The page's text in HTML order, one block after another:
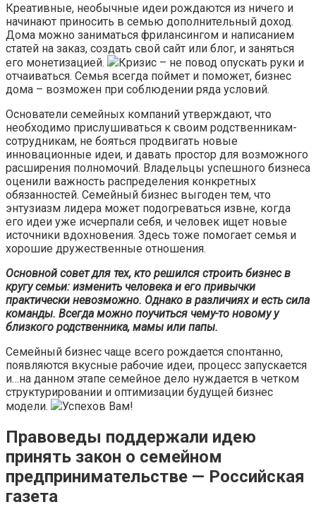
Креативные, необычные идеи рождаются из ничего и
начинают приносить в семью дополнительный доход.
Дома можно заниматься фрилансингом и написанием
статей на заказ, создать свой сайт или блог, и заняться
его монетизацией.
Кризис – не повод опускать руки и
отчаиваться. Семья всегда поймет и поможет, бизнес
дома – возможен при соблюдении ряда условий.
Основатели семейных компаний утверждают, что
необходимо прислушиваться к своим родственникам-
сотрудникам, не бояться продвигать новые
инновационные идеи, и давать простор для возможного
расширения полномочий. Владельцы успешного бизнеса
оценили важность распределения конкретных
обязанностей. Семейный бизнес выгоден тем, что
энтузиазм лидера может подогреваться извне, когда
его идеи уже исчерпали себя, и человек ищет новые
источники вдохновения. Здесь тоже помогает семья и
хорошие дружественные отношения.
Основной совет для тех, кто решился строить бизнес в
кругу семьи: изменить человека и его привычки
практически невозможно. Однако в различиях и есть сила
команды. Всегда можно поучиться чему-то новому у
близкого родственника, мамы или папы.
Семейный бизнес чаще всего рождается спонтанно,
появляются вкусные рабочие идеи, процесс запускается
и…на данном этапе семейное дело нуждается в четком
структурировании и оптимизации будущей бизнес
модели.
Успехов Вам!
Правоведы поддержали идею
принять закон о семейном
предпринимательстве — Российская
газета